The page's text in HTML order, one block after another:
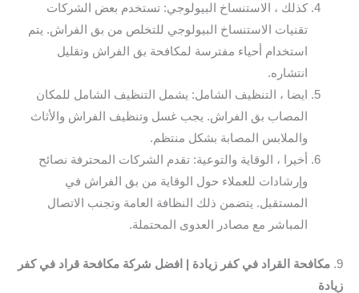
كذلك ، الاستنساخ البيولوجي: تستخدم بعض الشركات
تقنيات الاستنساخ البيولوجي للتخلص من بق الفراش. يتم
استخدام أحياء مفترسة لمكافحة بق الفراش وتقليل
انتشاره.
ايضا ، التنظيف الشامل: يشمل التنظيف الشامل للمكان
المصاب بق الفراش. يجب غسل وتنظيف الفراش والأثاث
والملابس المصابة بشكل منتظم.
أخيرا ، الوقاية والتوعية: تقدم الشركات المحترفة نصائح
وإرشادات للعملاء حول الوقاية من بق الفراش في
المستقبل. يتضمن ذلك النظافة العامة وتجنب الاتصال
المباشر مع مصادر العدوى المحتملة.
9. مكافحة القراد في كفر زيادة | افضل شركة مكافحة قراد في كفر
زيادة